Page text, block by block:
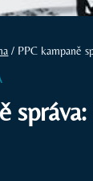
/ PPC kampaně